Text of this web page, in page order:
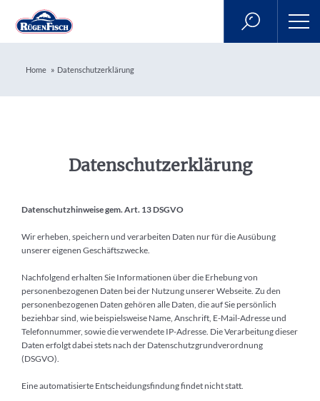
Home » Datenschutzerklärung
Datenschutzerklärung
Datenschutzhinweise gem. Art. 13 DSGVO
Wir erheben, speichern und verarbeiten Daten nur für die Ausübung
unserer eigenen Geschäftszwecke.
Nachfolgend erhalten Sie Informationen über die Erhebung von
personenbezogenen Daten bei der Nutzung unserer Webseite. Zu den
personenbezogenen Daten gehören alle Daten, die auf Sie persönlich
beziehbar sind, wie beispielsweise Name, Anschrift, E-Mail-Adresse und
Telefonnummer, sowie die verwendete IP-Adresse. Die Verarbeitung dieser
Daten erfolgt dabei stets nach der Datenschutzgrundverordnung
(DSGVO).
Eine automatisierte Entscheidungsfindung findet nicht statt.